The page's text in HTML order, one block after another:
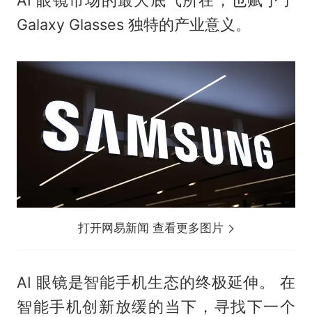
Galaxy Glasses 独特的产业意义。
打开网易新闻 查看更多图片
AI 眼镜是智能手机生态的终极延伸。 在
智能手机创新放缓的当下，寻找下一个